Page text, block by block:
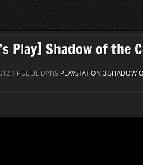
Play] Shadow of the
| PUBLIÉ DANS PLAYSTATION 3,SHADOW